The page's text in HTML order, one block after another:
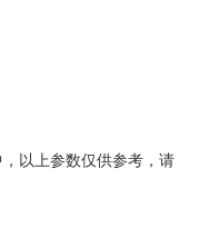
以上参数仅供参考，请